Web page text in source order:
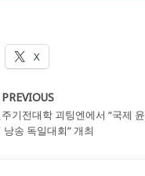
X
PREVIOUS
기전대학 괴팅엔에서 “국제
낭송 독일대회” 개최